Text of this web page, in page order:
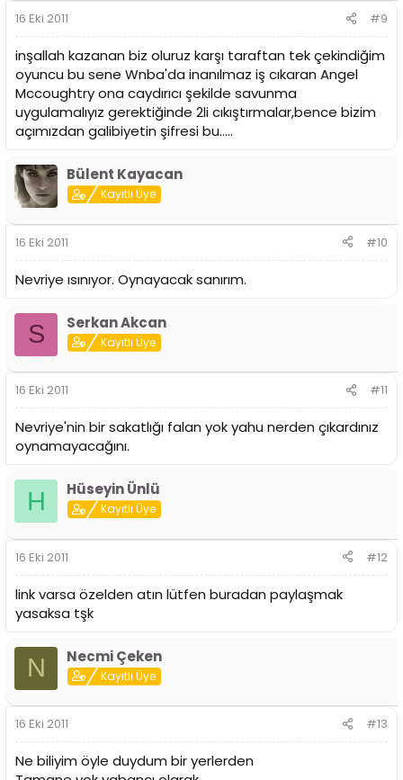
16 Eki 2011 #9
inşallah kazanan biz oluruz karşı taraftan tek çekindiğim
oyuncu bu sene Wnba'da inanılmaz iş cıkaran Angel
Mccoughtry ona caydırıcı şekilde savunma
uygulamalıyız gerektiğinde 2li cıkıştırmalar,bence bizim
açımızdan galibiyetin şifresi bu.....
Bülent Kayacan
Kayıtlı Üye
16 Eki 2011 #10
Nevriye ısınıyor. Oynayacak sanırım.
S Serkan Akcan
Kayıtlı Üye
16 Eki 2011 #11
Nevriye'nin bir sakatlığı falan yok yahu nerden çıkardınız
oynamayacağını.
H Hüseyin Ünlü
Kayıtlı Üye
16 Eki 2011 #12
link varsa özelden atın lütfen buradan paylaşmak
yasaksa tşk
N Necmi Çeken
Kayıtlı Üye
16 Eki 2011 #13
Ne biliyim öyle duydum bir yerlerden